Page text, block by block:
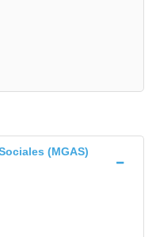
(MGAS)